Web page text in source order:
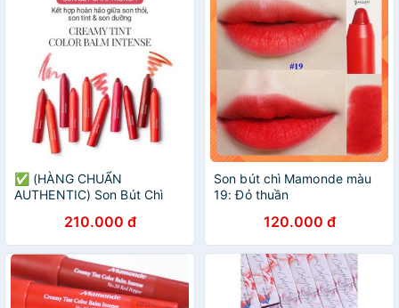
✅ (HÀNG CHUẨN
AUTHENTIC) Son Bút Chì
Balm Intense #20 Red Apple
210.000 đ
Son bút chì Mamonde màu
19: Đỏ thuần
120.000 đ